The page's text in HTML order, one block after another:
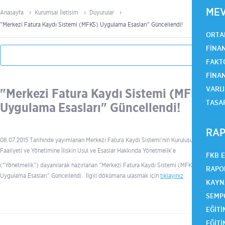
FKB
Anasayfa Kurumsal İletişim
Duyurular
"Merkezi Fatura Kaydı Sistemi (MFKS) Uygulama Esasları" Güncellendi!
"Merkezi Fatura Kaydı Sistemi (MFKS)
Uygulama Esasları" Güncellendi!
08.07.2015 Tarihinde yayımlanan Merkezi Fatura Kaydı Sistemi'nin Kuruluşu,
Faaliyeti ve Yönetimine İlişkin Usul ve Esaslar Hakkında Yönetmelik'e
("Yönetmelik") dayanılarak hazırlanan "Merkezi Fatura Kaydı Sistemi (MFKS)
Uygulama Esasları" Güncellendi. İlgili dökümana ulaşmak için tıklayınız